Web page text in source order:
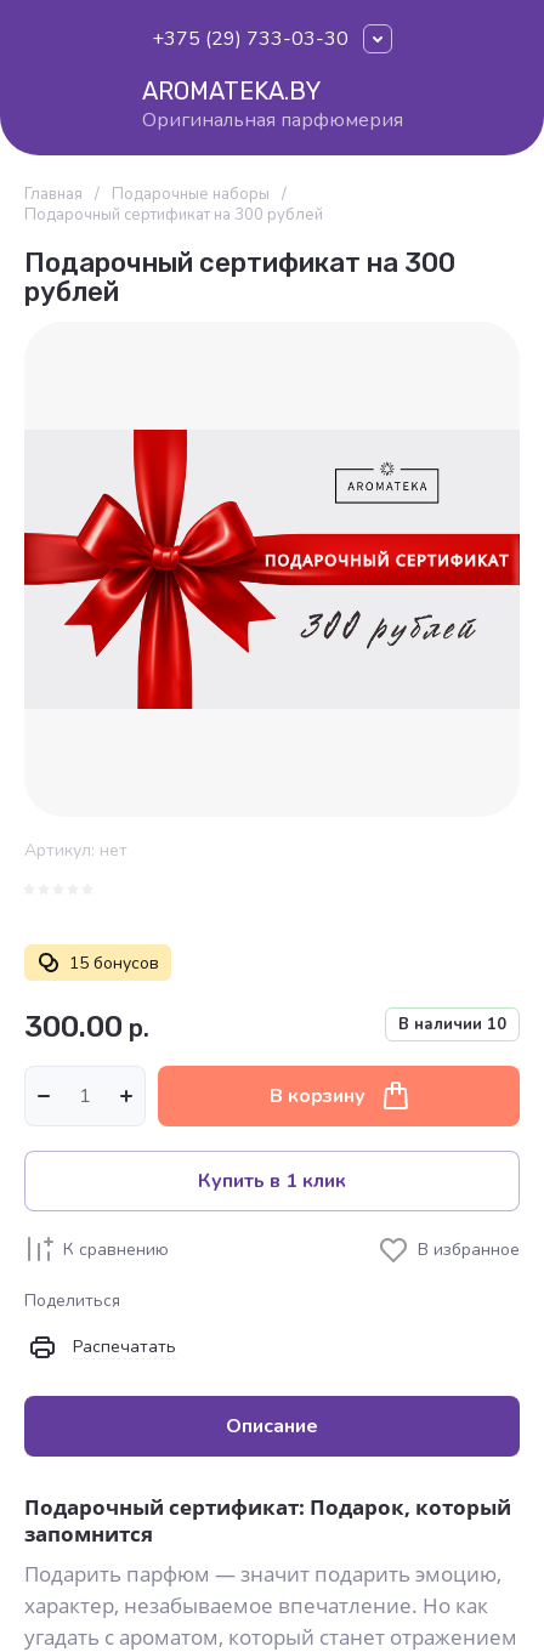
+375 (29) 733-03-30
AROMATEKA.BY
Оригинальная парфюмерия
Главная / Подарочные наборы
/
Подарочный сертификат на 300 рублей
Подарочный сертификат на 300
рублей
Артикул: нет
15 бонусов
В наличии 10
300.00 р.
В корзину
Купить в 1 клик
К сравнению В избранное
Поделиться
Распечатать
Описание
Подарочный сертификат: Подарок, который
запомнится
Подарить парфюм — значит подарить эмоцию,
характер, незабываемое впечатление. Но как
угадать с ароматом, который станет отражением